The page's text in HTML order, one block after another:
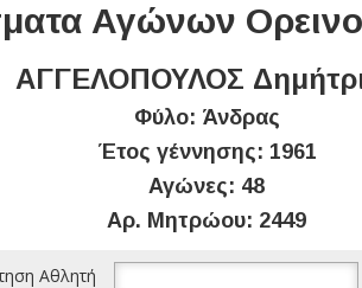
Αγώνων
ΑΓΓΕΛΟΠΟΥΛΟΣ
Φύλο: Άνδρας
Έτος γέννησης: 1961
Αγώνες: 48
Αρ. Μητρώου: 2449
Αθλητή